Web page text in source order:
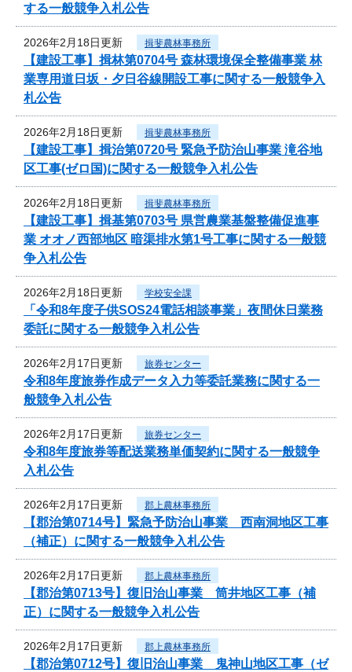
する一般競争入札公告
2026年2月18日更新 揖斐農林事務所
【建設工事】揖林第0704号 森林環境保全整備事業 林
業専用道日坂・夕日谷線開設工事に関する一般競争入
札公告
2026年2月18日更新 揖斐農林事務所
【建設工事】揖治第0720号 緊急予防治山事業 滝谷地
区工事(ゼロ国)に関する一般競争入札公告
2026年2月18日更新 揖斐農林事務所
【建設工事】揖基第0703号 県営農業基盤整備促進事
業 オオノ西部地区 暗渠排水第1号工事に関する一般競
争入札公告
2026年2月18日更新 学校安全課
「令和8年度子供SOS24電話相談事業」夜間休日業務
委託に関する一般競争入札公告
2026年2月17日更新 旅券センター
令和8年度旅券作成データ入力等委託業務に関する一
般競争入札公告
2026年2月17日更新 旅券センター
令和8年度旅券等配送業務単価契約に関する一般競争
入札公告
2026年2月17日更新 郡上農林事務所
【郡治第0714号】緊急予防治山事業 西南洞地区工事
（補正）に関する一般競争入札公告
2026年2月17日更新 郡上農林事務所
【郡治第0713号】復旧治山事業 筒井地区工事（補
正）に関する一般競争入札公告
2026年2月17日更新 郡上農林事務所
【郡治第0712号】復旧治山事業 鬼神山地区工事（ゼ